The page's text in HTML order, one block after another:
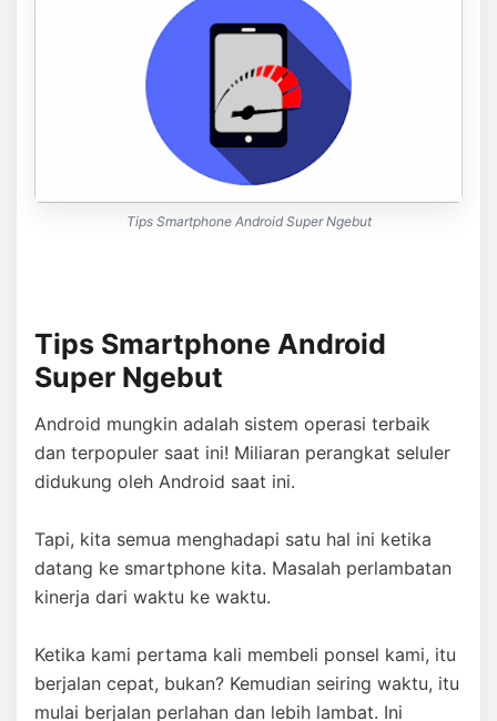
Tips Smartphone Android Super Ngebut
Tips Smartphone Android
Super Ngebut
Android mungkin adalah sistem operasi terbaik
dan terpopuler saat ini! Miliaran perangkat seluler
didukung oleh Android saat ini.
Tapi, kita semua menghadapi satu hal ini ketika
datang ke smartphone kita. Masalah perlambatan
kinerja dari waktu ke waktu.
Ketika kami pertama kali membeli ponsel kami, itu
berjalan cepat, bukan? Kemudian seiring waktu, itu
mulai berjalan perlahan dan lebih lambat. Ini